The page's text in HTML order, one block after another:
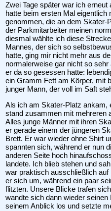
Zwei Tage später war ich
hatte beim ersten Mal eigentlich
genommen, die an dem Skater-
der Parkmitarbeiter meinen
diesmal wählte ich diese
Mannes, der sich so
hatte, ging mir nicht mehr aus
normalerweise gar nicht so
er da so gesessen hatte:
ein Gramm Fett am Körper, mit
junger Mann, der voll im Saft
Als ich am Skater-Platz ankam,
stand zusammen mit mehreren
Alles junge Männer mit ihren
er gerade einem der jüngeren
Brett. Er war wieder ohne Shirt
spannten sich, während er nun
anderen Seite hoch
landete. Ich blieb stehen und
war praktisch ausschließlich
er sich um, während ein paar
flitzten. Unsere Blicke trafen
wandte sich dann wieder
seinem Anblick los und setzte